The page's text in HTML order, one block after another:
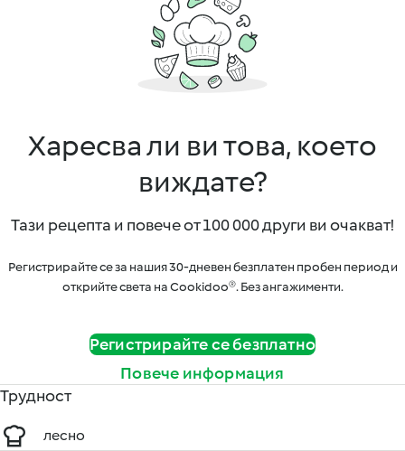
Харесва ли ви това, което
виждате?
Тази рецепта и повече от 100 000 други ви очакват!
Регистрирайте се за нашия 30-дневен безплатен пробен период и
открийте света на Cookidoo®. Без ангажименти.
Регистрирайте се безплатно
Повече информация
Трудност
лесно